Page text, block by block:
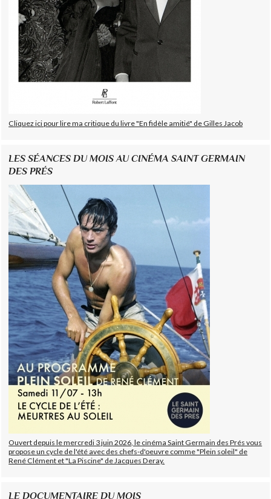
Cliquez ici pour lire ma critique du livre "En fidèle amitié" de Gilles Jacob
LES SÉANCES DU MOIS AU CINÉMA SAINT GERMAIN
DES PRÉS
Ouvert depuis le mercredi 3 juin 2026, le cinéma Saint Germain des Prés vous
propose un cycle de l'été avec des chefs-d'oeuvre comme "Plein soleil" de
René Clément et "La Piscine" de Jacques Deray.
LE DOCUMENTAIRE DU MOIS